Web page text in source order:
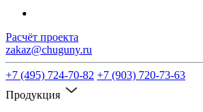
Расчёт проекта
zakaz@chuguny.ru
+7 (495) 724-70-82 +7 (903) 720-73-63
Продукция